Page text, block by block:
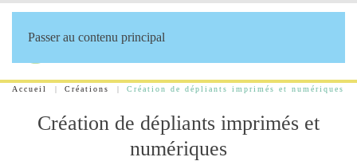
Passer au contenu principal
Accueil Créations Création de dépliants imprimés et numériques
Création de dépliants imprimés et
numériques